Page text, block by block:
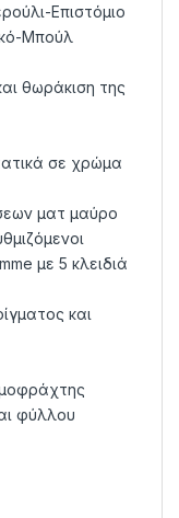
Επιστόμιο
Μπούλ
θωράκιση της
σε χρώμα
ματ μαύρο
με 5 κλειδιά
και
φύλλου